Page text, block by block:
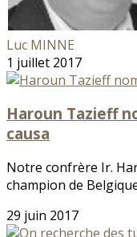
Luc MINNE
1 juillet 2017
Haroun Tazieff
causa
Notre confrère Ir.
champion de
29 juin 2017